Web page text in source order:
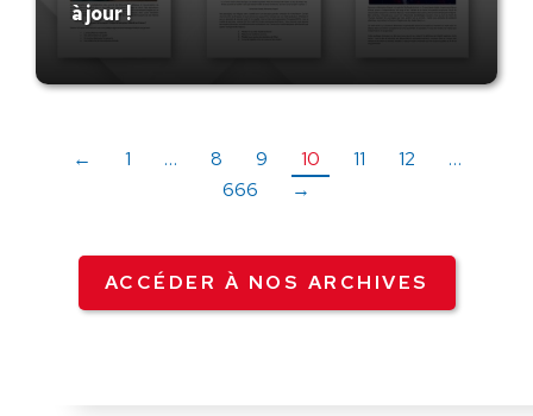
à jour !
← 1 … 8 9 10 11 12
…
666
→
ACCÉDER À NOS ARCHIVES